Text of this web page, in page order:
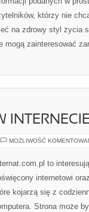
którzy nie
na zdrowy styl życia
mogą zainteresować
MOŻLIWOŚĆ
to
internetowi
kojarzą się z
Strona może